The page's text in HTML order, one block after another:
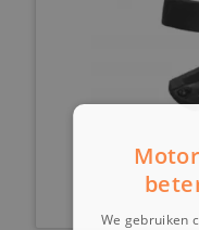
We gebruiken